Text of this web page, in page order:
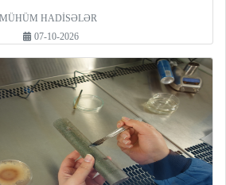
MÜHÜM HADİSƏLƏR
07-10-2026